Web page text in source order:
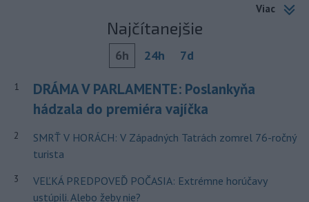
Viac
Najčítanejšie
6h 24h 7d
1
DRÁMA V PARLAMENTE: Poslankyňa
hádzala do premiéra vajíčka
2
SMRŤ V HORÁCH: V Západných Tatrách zomrel 76-ročný
turista
3
VEĽKÁ PREDPOVEĎ POČASIA: Extrémne horúčavy
ustúpili. Alebo žeby nie?